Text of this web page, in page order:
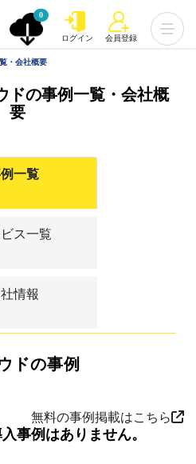
0
ログイン 会員登録
・会社概要
ドの事例一覧・会社概
要
一覧
ス一覧
情報
ドの事例
無料の事例掲載はこちら
事例はありません。